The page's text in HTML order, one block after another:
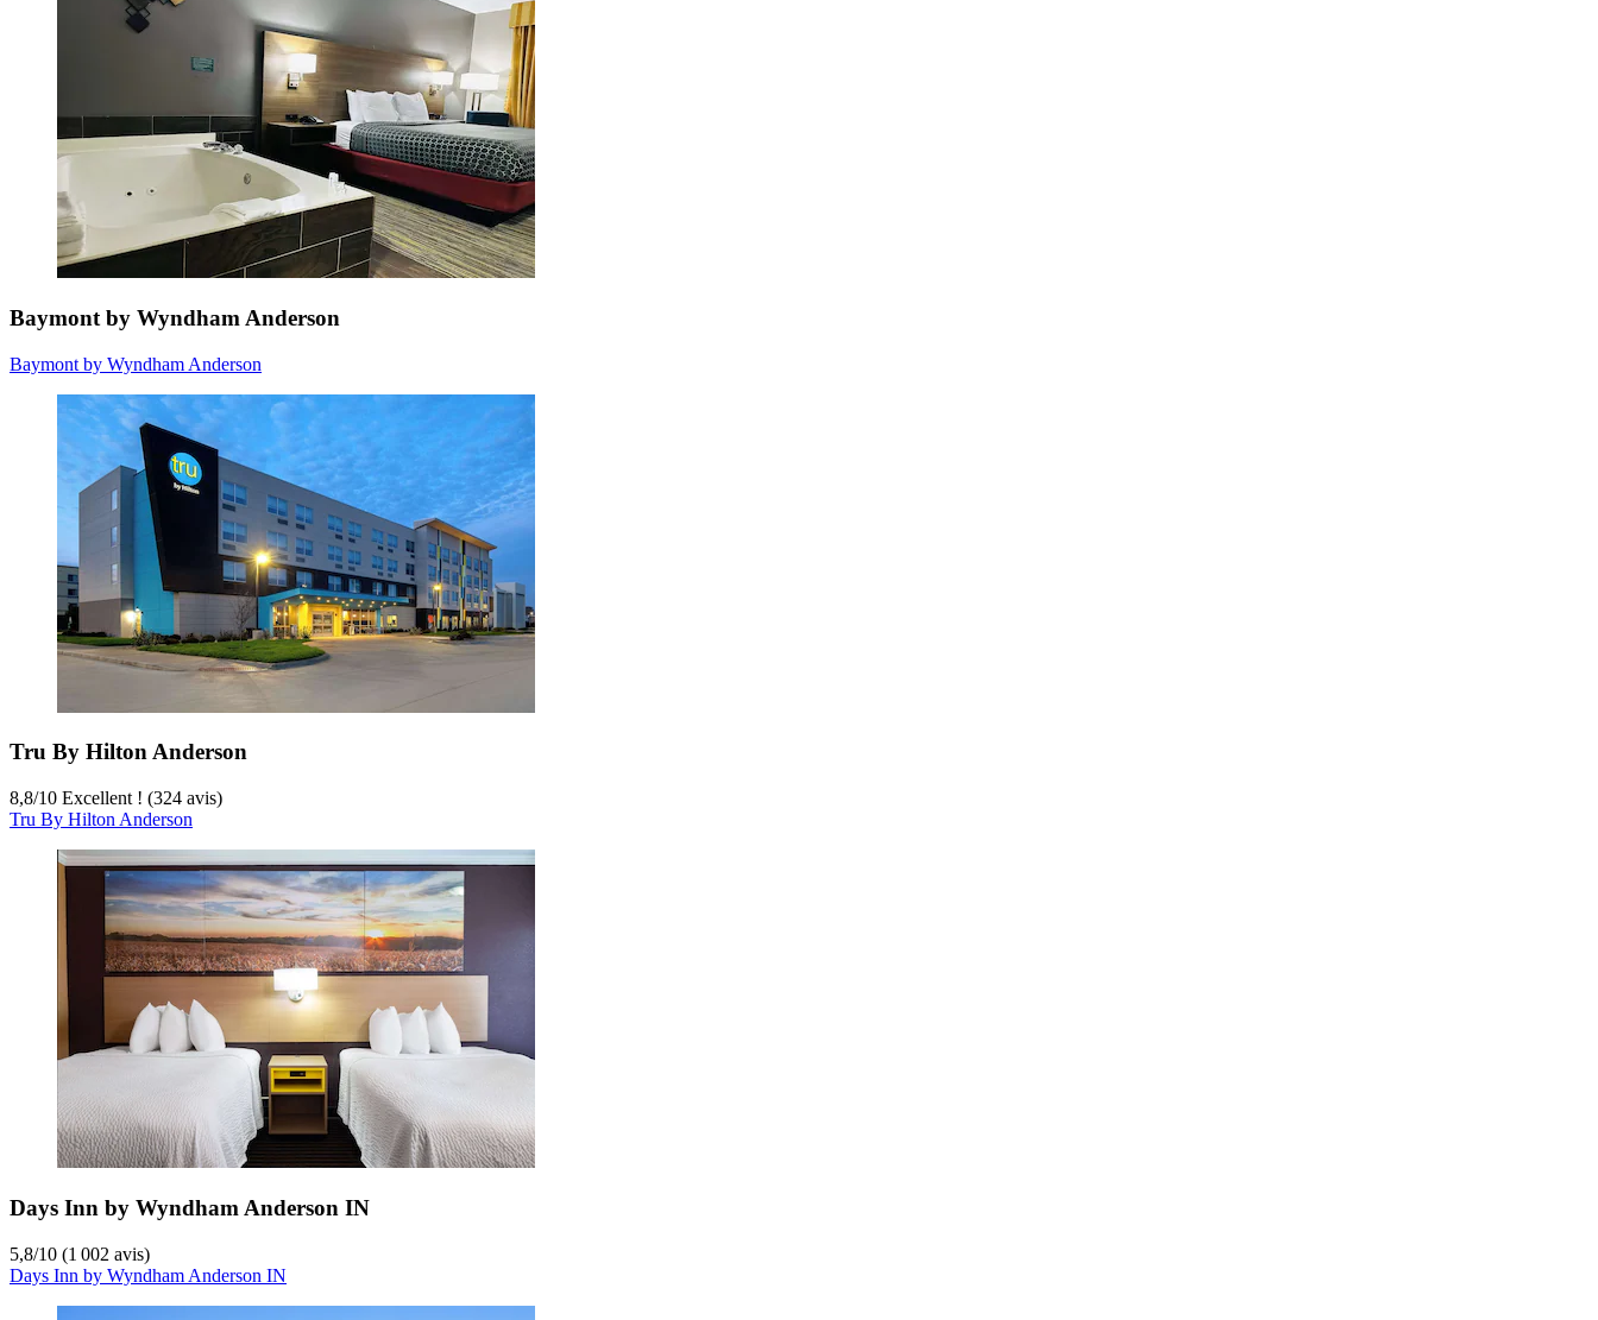
Baymont by Wyndham Anderson
Baymont by Wyndham Anderson
Tru By Hilton Anderson
8,8/10 Excellent ! (324 avis)
Tru By Hilton Anderson
Days Inn by Wyndham Anderson IN
5,8/10 (1 002 avis)
Days Inn by Wyndham Anderson IN